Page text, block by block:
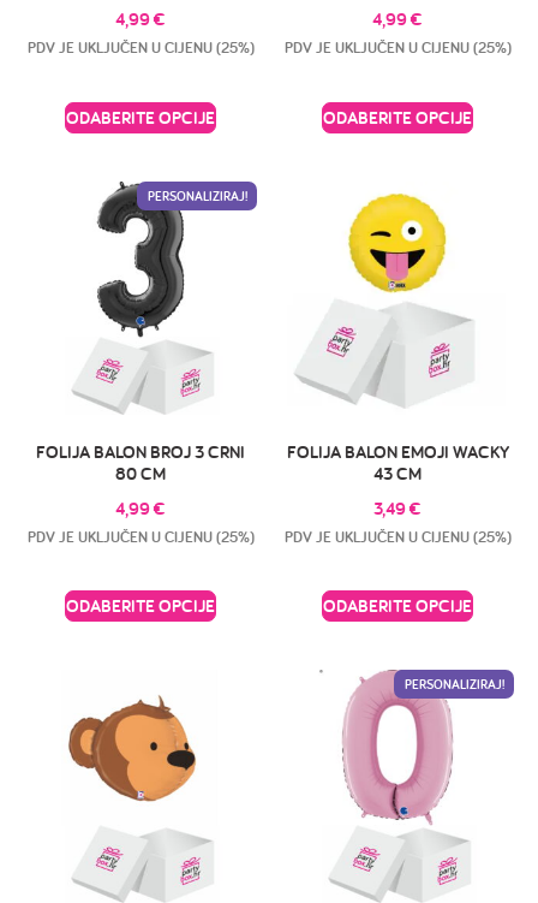
4,99€
PDV JE UKLJUČEN U CIJENU (25%)
ODABERITE OPCIJE
4,99€
PDV JE UKLJUČEN U CIJENU (25%)
ODABERITE OPCIJE
PERSONALIZIRAJ!
FOLIJA BALON BROJ 3 CRNI
80 CM
4,99€
PDV JE UKLJUČEN U CIJENU (25%)
ODABERITE OPCIJE
FOLIJA BALON EMOJI WACKY
43 CM
3,49€
PDV JE UKLJUČEN U CIJENU (25%)
ODABERITE OPCIJE
PERSONALIZIRAJ!